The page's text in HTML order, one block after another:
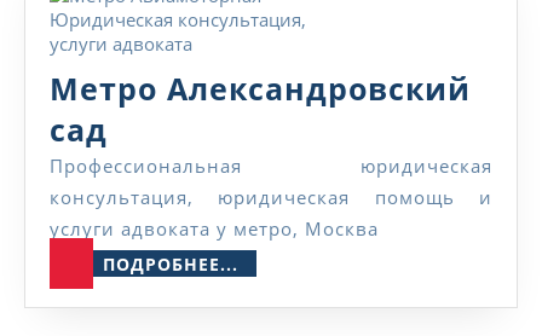
Метро Александровский
сад
Александровский
сад
Профессиональная юридическая
консультация, юридическая помощь и
услуги адвоката у метро, Москва
ПОДРОБНЕЕ...